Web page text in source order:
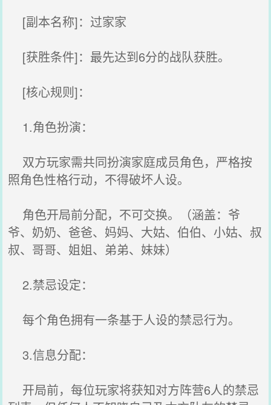
[副本名称]：过家家
[获胜条件]：最先达到6分的战队获胜。
[核心规则]：
1.角色扮演：
双方玩家需共同扮演家庭成员角色，严格按
照角色性格行动，不得破坏人设。
角色开局前分配，不可交换。（涵盖：爷
爷、奶奶、爸爸、妈妈、大姑、伯伯、小姑、叔
叔、哥哥、姐姐、弟弟、妹妹）
2.禁忌设定：
每个角色拥有一条基于人设的禁忌行为。
3.信息分配：
开局前，每位玩家将获知对方阵营6人的禁忌